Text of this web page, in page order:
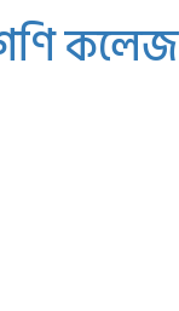
কলেজ